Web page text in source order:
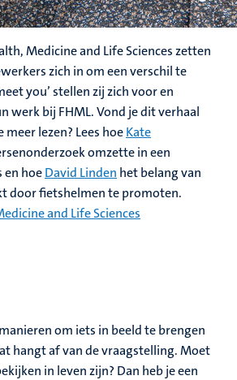
Medicine and Life Sciences zetten
zich in om een verschil te
you’ stellen zij zich voor en
werk bij FHML. Vond je dit verhaal
lezen? Lees hoeKate
omzette in een
en hoeDavid Linden het belang van
door fietshelmen te promoten.
and Life Sciences
om iets in beeld te brengen
hangt af van de vraagstelling. Moet
in leven zijn? Dan heb je een